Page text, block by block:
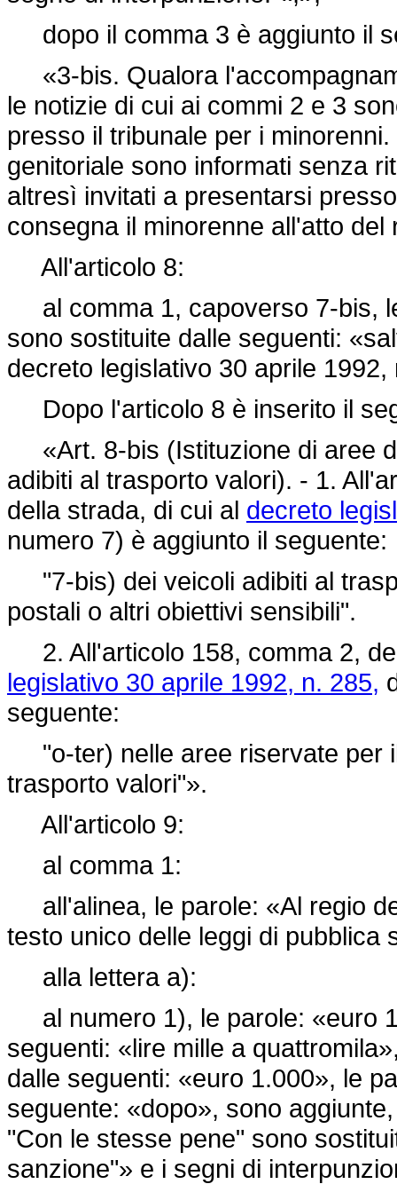
dopo il comma 3 è aggiunto il
«3-bis. Qualora
le notizie di cui ai commi 2 e 3
presso il tribunale per i
genitoriale sono informati senza
altresì invitati a presentarsi
consegna il minorenne all'atto del
All'articolo 8:
al comma 1, capoverso 7-bis,
sono sostituite dalle seguenti:
decreto legislativo 30 aprile
Dopo l'articolo 8 è inserito il
«Art. 8-bis (Istituzione di aree
adibiti al trasporto valori). - 1.
della strada, di cui al decreto
numero 7) è aggiunto il seguente:
"7-bis) dei veicoli adibiti al
postali o altri obiettivi sensibili".
2. All'articolo 158, comma 2,
legislativo 30 aprile 1992, n. 285,
seguente:
"o-ter) nelle aree riservate per
trasporto valori"».
All'articolo 9:
al comma 1:
all'alinea, le parole: «Al regio
testo unico delle leggi di pubblica
alla lettera a):
al numero 1), le parole: «euro
seguenti: «lire mille a
dalle seguenti: «euro 1.000», le
seguente: «dopo», sono
"Con le stesse pene" sono
sanzione"» e i segni di